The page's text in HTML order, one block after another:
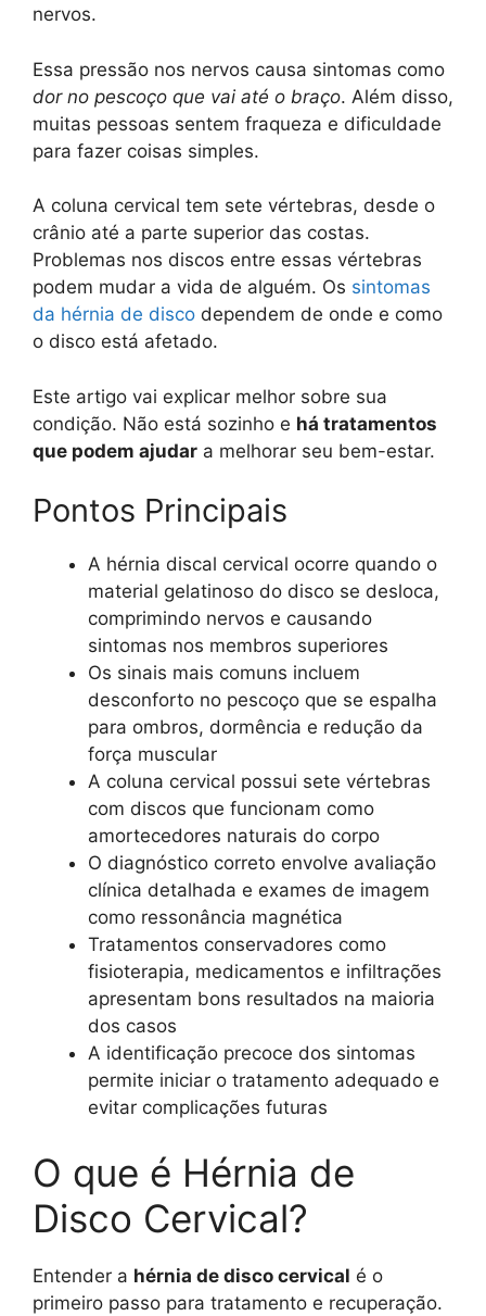
nervos.
Essa pressão nos nervos causa sintomas como
dor no pescoço que vai até o braço. Além disso,
muitas pessoas sentem fraqueza e dificuldade
para fazer coisas simples.
A coluna cervical tem sete vértebras, desde o
crânio até a parte superior das costas.
Problemas nos discos entre essas vértebras
podem mudar a vida de alguém. Os sintomas
da hérnia de disco dependem de onde e como
o disco está afetado.
Este artigo vai explicar melhor sobre sua
condição. Não está sozinho e há tratamentos
que podem ajudar a melhorar seu bem-estar.
Pontos Principais
A hérnia discal cervical ocorre quando o
material gelatinoso do disco se desloca,
comprimindo nervos e causando
sintomas nos membros superiores
Os sinais mais comuns incluem
desconforto no pescoço que se espalha
para ombros, dormência e redução da
força muscular
A coluna cervical possui sete vértebras
com discos que funcionam como
amortecedores naturais do corpo
O diagnóstico correto envolve avaliação
clínica detalhada e exames de imagem
como ressonância magnética
Tratamentos conservadores como
fisioterapia, medicamentos e infiltrações
apresentam bons resultados na maioria
dos casos
A identificação precoce dos sintomas
permite iniciar o tratamento adequado e
evitar complicações futuras
O que é Hérnia de
Disco Cervical?
Entender a hérnia de disco cervical é o
primeiro passo para tratamento e recuperação.